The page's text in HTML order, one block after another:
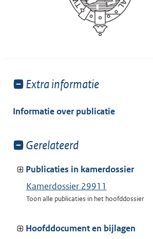
Toon
van:
Extra informatie
Informatie over publicatie
Toon
van:
Gerelateerd
Publicaties in kamerdossier
Kamerdossier 29911
Toon alle publicaties in het hoofddossier
Hoofddocument en bijlagen